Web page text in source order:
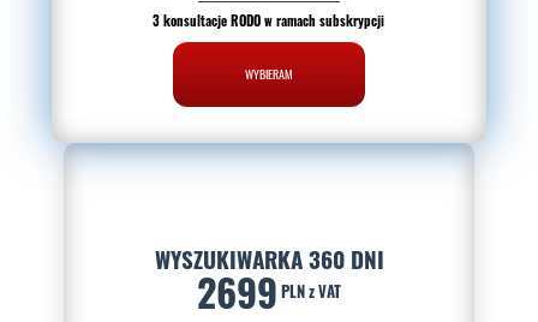
3 konsultacje RODO w ramach subskrypcji
WYBIERAM
WYSZUKIWARKA 360 DNI
2699 PLN z VAT